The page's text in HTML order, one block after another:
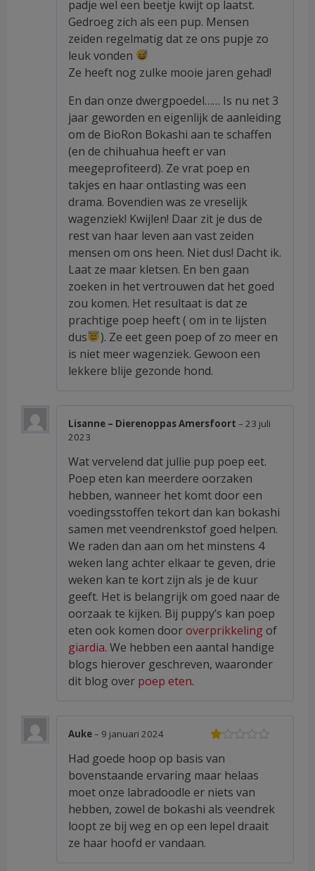
padje wel een beetje kwijt op laatst.
Gedroeg zich als een pup. Mensen
zeiden regelmatig dat ze ons pupje zo
leuk vonden
Ze heeft nog zulke mooie jaren gehad!
En dan onze dwergpoedel…… Is nu net 3
jaar geworden en eigenlijk de aanleiding
om de BioRon Bokashi aan te schaffen
(en de chihuahua heeft er van
meegeprofiteerd). Ze vrat poep en
takjes en haar ontlasting was een
drama. Bovendien was ze vreselijk
wagenziek! Kwijlen! Daar zit je dus de
rest van haar leven aan vast zeiden
mensen om ons heen. Niet dus! Dacht ik.
Laat ze maar kletsen. En ben gaan
zoeken in het vertrouwen dat het goed
zou komen. Het resultaat is dat ze
prachtige poep heeft ( om in te lijsten
dus
). Ze eet geen poep of zo meer en
is niet meer wagenziek. Gewoon een
lekkere blije gezonde hond.
Lisanne – Dierenoppas Amersfoort– 23 juli
2023
Wat vervelend dat jullie pup poep eet.
Poep eten kan meerdere oorzaken
hebben, wanneer het komt door een
voedingsstoffen tekort dan kan bokashi
samen met veendrenkstof goed helpen.
We raden dan aan om het minstens 4
weken lang achter elkaar te geven, drie
weken kan te kort zijn als je de kuur
geeft. Het is belangrijk om goed naar de
oorzaak te kijken. Bij puppy’s kan poep
eten ook komen dooroverprikkeling of
giardia. We hebben een aantal handige
blogs hierover geschreven, waaronder
dit blog over poep eten.
1
uit
Auke– 9 januari 2024
Had goede hoop op basis van
bovenstaande ervaring maar helaas
moet onze labradoodle er niets van
hebben, zowel de bokashi als veendrek
loopt ze bij weg en op een lepel draait
ze haar hoofd er vandaan.